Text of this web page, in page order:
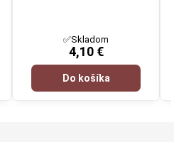
✅Skladom
4,10 €
Do košíka